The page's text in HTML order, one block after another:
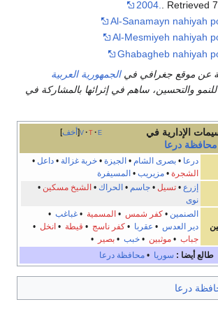
2004.
. Retrieved
Al-Sanamayn nahiyah
Al-Mesmiyeh nahiyah
Ghabagheb nahiyah
عن موقع جغرافي فيالجمهورية العربية
للنمو والتحسين، ساهم في إثرائها بالمشاركة في
أخف v t e
الإدارية في
محافظة درعا
درعا •بصرى الشام • الجيزة •خربة غزالة •داعل •
الشجرة •مزيريب • المسيفرة
إزرع •تسيل •جاسم • الحراك • الشيخ مسكين •
نوى
الصنمين •كفر شمس • المسمية •غباغب •
دير العدس • عقربا •كفر ناسج • قيطة • انخل •
جباب •موثبين •خبب •بصير
•
طالع أيضا : سوريا • محافظة درعا
درعا